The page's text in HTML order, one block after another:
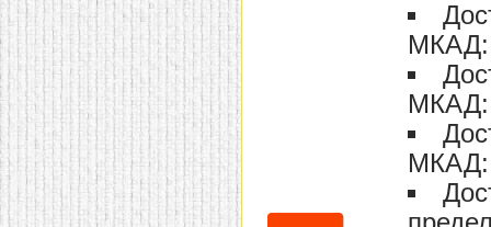
МКАД:
МКАД:
МКАД: